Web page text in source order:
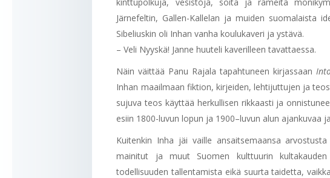
kinttupolkuja, vesistöjä, soita ja rämeitä
Järnefeltin, Gallen-Kallelan ja muiden suomalaista
Sibeliuskin oli Inhan vanha koulukaveri ja ystävä.
– Veli Nyyskä! Janne huuteli kaverilleen tavattaessa.
Näin väittää Panu Rajala tapahtuneen kirjassaan
Inhan maailmaan fiktion, kirjeiden, lehtijuttujen ja
sujuva teos käyttää herkullisen rikkaasti ja
esiin 1800-luvun lopun ja 1900–luvun alun ajankuvaa
Kuitenkin Inha jäi vaille ansaitsemaansa
mainitut ja muut Suomen kulttuurin
todellisuuden tallentamista eikä suurta taidetta,